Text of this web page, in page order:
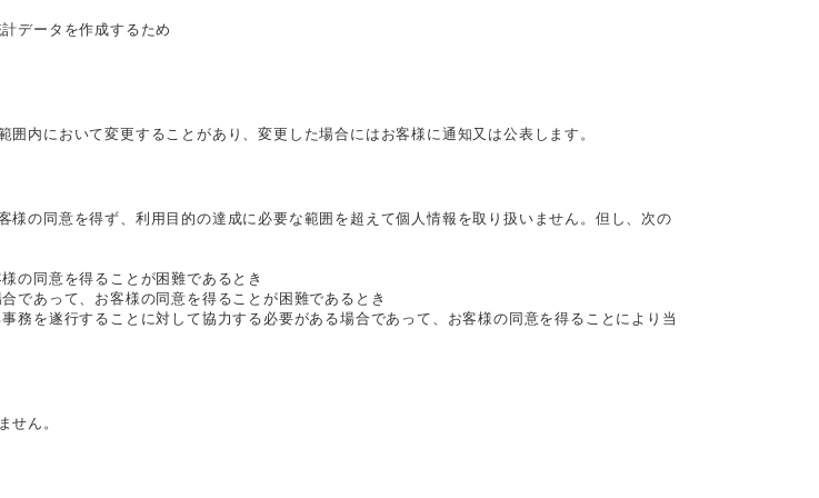
データを作成するため
内において変更することがあり、変更した場合にはお客様に通知又は公表します。
の同意を得ず、利用目的の達成に必要な範囲を超えて個人情報を取り扱いません。但し、次の
の同意を得ることが困難であるとき
であって、お客様の同意を得ることが困難であるとき
務を遂行することに対して協力する必要がある場合であって、お客様の同意を得ることにより当
せん。